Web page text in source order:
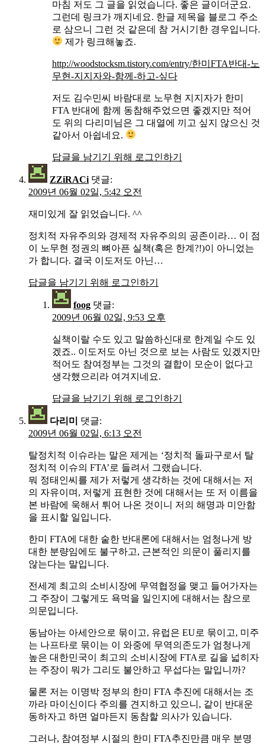
마침 저도 그 글을 읽었습니다. 좋은 글이더군요.
그런데 링크가 깨지네요. 한글 제목을 블로그 주소
로 삼으니 그런 것 같은데 참 거시기한 경우입니다.
제가 링크해놓죠.
http://woodstocksm.tistory.com/entry/한미FTA반대-노
무현-지지자와-함께-하고-싶다
저도 김수민씨 바람대로 노무현 지지자가 한미
FTA 반대에 함께 동참해주었으면 좋겠지만 적어
도 위의 다리미님은 그 대열에 끼고 싶지 않으신 것
같아서 아쉽네요.
답글을 남기기 위해 로그인하기
ZZiRACi 댓글:
2009년 06월 02일, 5:42 오전
재미있게 잘 읽었습니다. ^^
정치적 자유주의와 경제적 자유주의의 공존이라… 이 점
이 노무현 정권의 뼈아픈 실책(혹은 한계?!)이 아니었는
가 합니다. 결국 이도저도 아닌…
답글을 남기기 위해 로그인하기
foog 댓글:
2009년 06월 02일, 9:53 오후
실책이랄 수도 있고 말씀하신대로 한계일 수도 있
겠죠.. 이도저도 아닌 것으로 보는 사람도 있겠지만
적어도 참여정부는 그것의 결합이 모순이 없다고
생각했으리라 여겨지네요.
답글을 남기기 위해 로그인하기
다리미
댓글:
2009년 06월 02일, 6:13 오전
탈정치적 이슈라는 말은 제게는 ‘정치적 돌파구로서 탈
정치적 이슈의 FTA’로 들려서 그랬습니다.
뭐 정태인씨를 제가 저렇게 생각하는 것에 대해서는 저
의 자유이며, 저렇게 표현한 것에 대해서는 또 저 이름을
본 바람에 욱해서 튀어 나온 것이니 저의 해명과 미안함
을 표시할 일입니다.
한미 FTA에 대한 숱한 반대론에 대해서는 엄청나게 방
대한 분량임에도 불구하고, 근본적인 의문이 풀리지를
않는다는 말입니다.
전세계 최고의 소비시장에 무역협정을 맺고 들어가자는
그 주장이 그렇게도 욕먹을 일인지에 대해서는 참으로
의문입니다.
동남아는 아세안으로 묶이고, 유럽은 EU로 묶이고, 미주
는 나프타로 묶이는 이 와중에 무역의존도가 엄청나게
높은 대한민국이 최고의 소비시장에 FTA로 길을 넓히자
는 주장이 뭐가 그리도 불안하고 무섭다는 말입니까?
물론 저는 이명박 정부의 한미 FTA 추진에 대해서는 조
까라 마이신이다 주의를 견지하고 있으니, 같이 반대운
동하자고 하면 얼마든지 동참할 의사가 있습니다.
그러나, 참여정부 시절의 한미 FTA추진만큼 매우 분명